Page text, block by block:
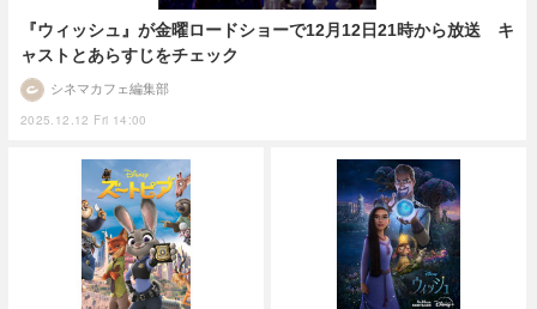
『ウィッシュ』が金曜ロードショーで12月12日21時から放送 キ
ャストとあらすじをチェック
2025.12.12 Fri 14:00
シネマカフェ編集部